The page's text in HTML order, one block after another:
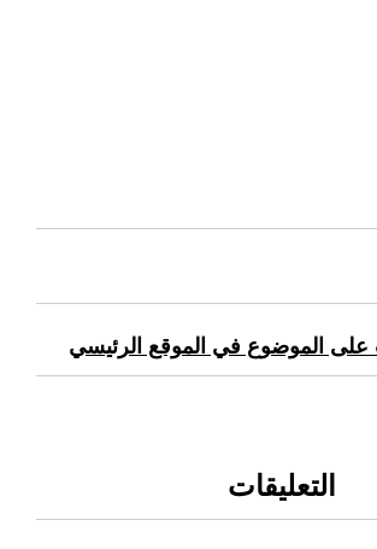
على الموضوع في الموقع الرئيسي
التعليقات